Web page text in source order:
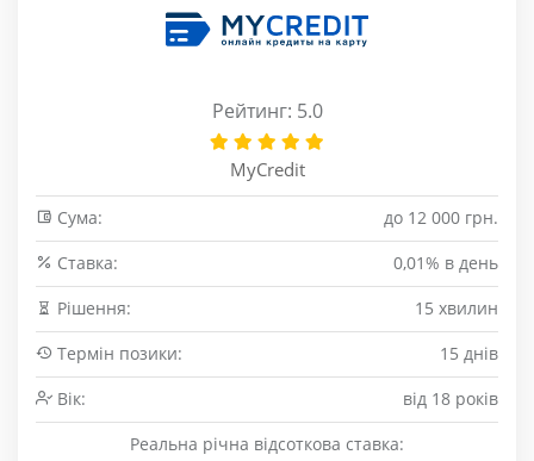
Рейтинг: 5.0
MyCredit
Сума:
до 12 000 грн.
Cтавка:
0,01% в день
Рішення:
15 хвилин
Термін позики:
15 днів
Вік:
від 18 років
Реальна річна відсоткова ставка: